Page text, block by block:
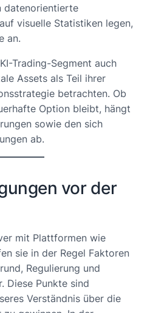
datenorientierte
visuelle Statistiken legen,
an.
Trading-Segment auch
Assets als Teil ihrer
betrachten. Ob
Option bleibt, hängt
sowie den sich
ab.
vor der
mit Plattformen wie
sie in der Regel Faktoren
Regulierung und
Diese Punkte sind
Verständnis über die